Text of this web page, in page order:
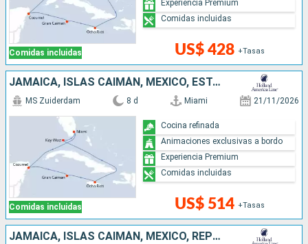
Comidas incluidas US$ 428 +Tasas
Experiencia Premium
Comidas incluidas
JAMAICA, ISLAS CAIMÁN, MÉXICO, ESTADOS UNIDOS
Comidas incluidas
MS Zuiderdam 8 d Miami 21/11/2026
US$ 514 +Tasas
Cocina refinada
Animaciones exclusivas a bordo
Experiencia Premium
Comidas incluidas
JAMAICA, ISLAS CAIMÁN, MÉXICO, REPÚBLICA DOMINICANA, BAHAMAS, ESTADOS UNIDOS